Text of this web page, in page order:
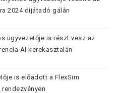
2024 díjátadó gálán
ügyvezetője is részt vesz az
AI kerekasztalán
is előadott a FlexSim